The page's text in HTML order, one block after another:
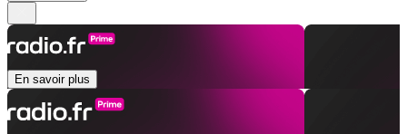
En savoir plus